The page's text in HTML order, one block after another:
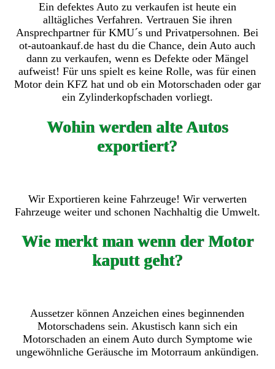
Ein defektes Auto zu verkaufen ist heute ein
alltägliches Verfahren. Vertrauen Sie ihren
Ansprechpartner für KMU´s und Privatpersohnen. Bei
ot-autoankauf.de hast du die Chance, dein Auto auch
dann zu verkaufen, wenn es Defekte oder Mängel
aufweist! Für uns spielt es keine Rolle, was für einen
Motor dein KFZ hat und ob ein Motorschaden oder gar
ein Zylinderkopfschaden vorliegt.
Wohin werden alte Autos
exportiert?
Wir Exportieren keine Fahrzeuge! Wir verwerten
Fahrzeuge weiter und schonen Nachhaltig die Umwelt.
Wie merkt man wenn der Motor
kaputt geht?
Aussetzer können Anzeichen eines beginnenden
Motorschadens sein. Akustisch kann sich ein
Motorschaden an einem Auto durch Symptome wie
ungewöhnliche Geräusche im Motorraum ankündigen.